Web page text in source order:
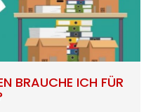
BRAUCHE ICH FÜR